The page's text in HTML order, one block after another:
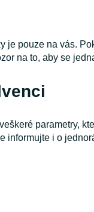
pouze na vás.
na to, aby se
parametry,
i o